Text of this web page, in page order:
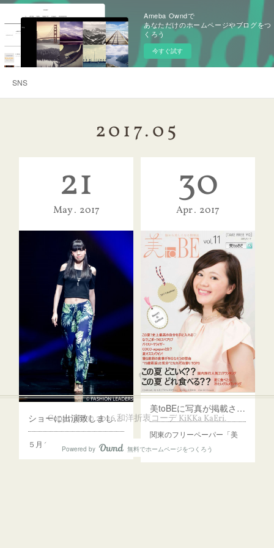
Ameba Owndで
あなただけのホームページやブログをつ
くろう
今すぐ試す
SNS
2017.05
21
May 2017
ショーに出演致しました。
５月２１日に なんば…
30
Apr 2017
美toBEに写真が掲載されました。
関東のフリーペーパー「美
to…
プライバシーポリシー 特定商取引法に基づく表記
Copyright ©2026和洋折衷コーデ KiKKa KaEri.
Powered by AmebaOwnd
無料でホームページをつくろう